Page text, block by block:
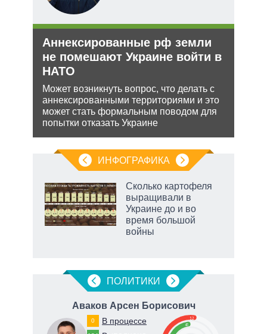
Аннексированные рф земли
не помешают Украине войти в
НАТО
Может возникнуть вопрос, что делать с
аннексированными территориями и это
может стать формальным поводом для
попытки отказать Украине
ИНФОГРАФИКА
Сколько картофеля
выращивали в
Украине до и во
время большой
войны
ПОЛИТИКИ
Аваков Арсен Борисович
0 В процессе
52
48